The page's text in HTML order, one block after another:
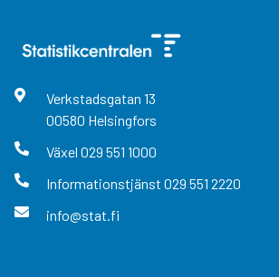
Verkstadsgatan 13
00580 Helsingfors
Växel 029 551 1000
Informationstjänst 029 551 2220
info@stat.fi